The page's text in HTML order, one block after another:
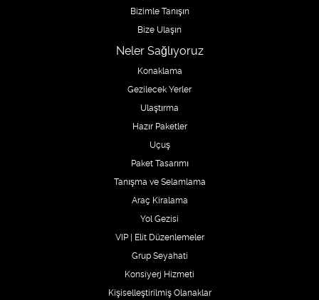
Bizimle Tanışın
Bize Ulaşın
Neler Sağlıyoruz
Konaklama
Gezilecek Yerler
Ulaştırma
Hazır Paketler
Uçuş
Paket Tasarımı
Tanışma ve Selamlama
Araç Kiralama
Yol Gezisi
VIP | Elit Düzenlemeler
Grup Seyahati
Konsiyerj Hizmeti
Kişiselleştirilmiş Olanaklar